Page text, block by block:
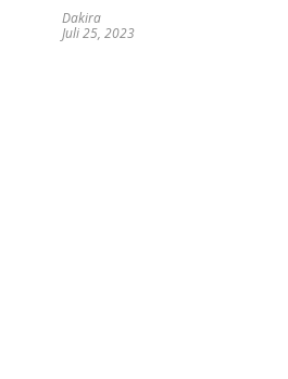
Dakira
Juli 25, 2023